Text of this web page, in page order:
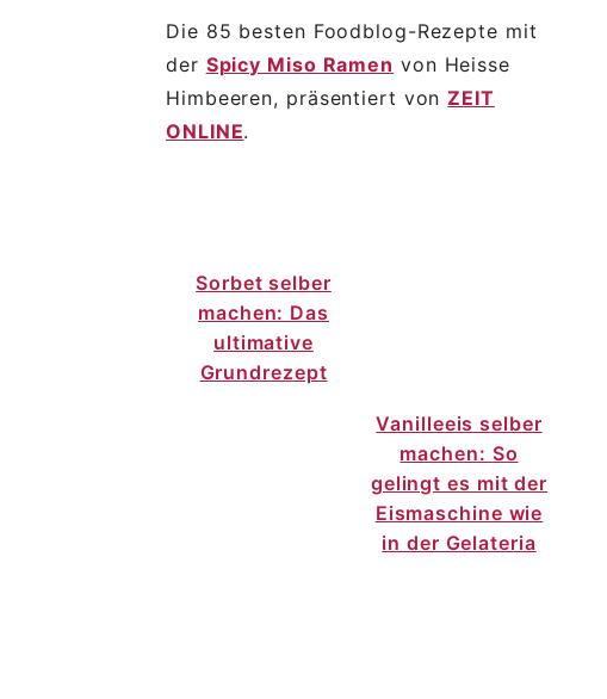
Die 85 besten Foodblog-Rezepte mit
der Spicy Miso Ramen von Heisse
Himbeeren, präsentiert vonZEIT
ONLINE.
Sorbet selber
machen: Das
ultimative
Grundrezept
Vanilleeis selber
machen: So
gelingt es mit der
Eismaschine wie
in der Gelateria